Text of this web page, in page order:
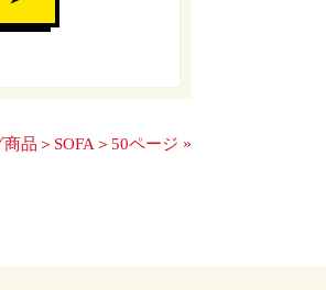
品＞SOFA＞50ページ »